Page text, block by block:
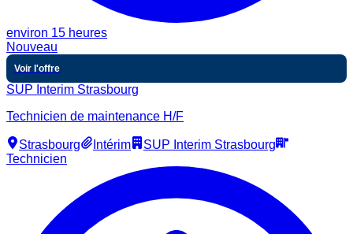
environ 15 heures
Nouveau
Voir l'offre
SUP Interim Strasbourg
Technicien de maintenance H/F
Strasbourg Intérim
SUP Interim Strasbourg
Technicien